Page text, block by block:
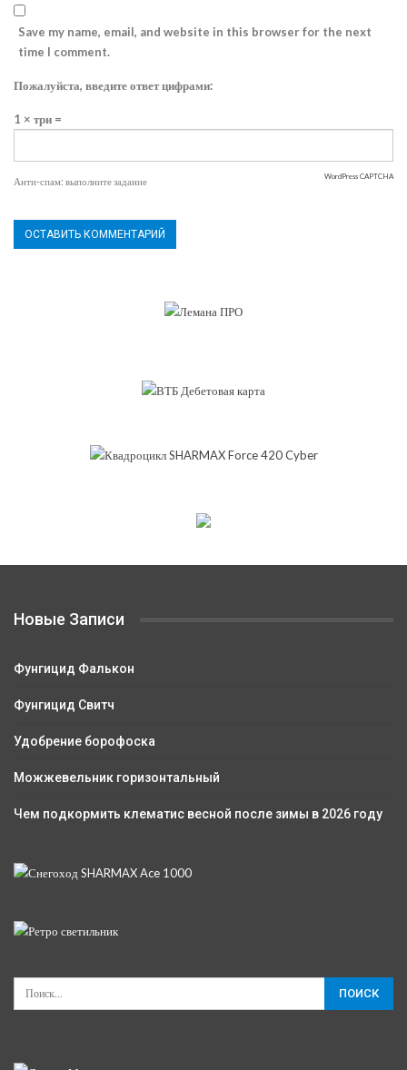
Save my name, email, and website in this browser for the next
time I comment.
Пожалуйста, введите ответ цифрами:
1 × три =
Анти-спам: выполните задание WordPress CAPTCHA
Новые Записи
Фунгицид Фалькон
Фунгицид Свитч
Удобрение борофоска
Можжевельник горизонтальный
Чем подкормить клематис весной после зимы в 2026 году